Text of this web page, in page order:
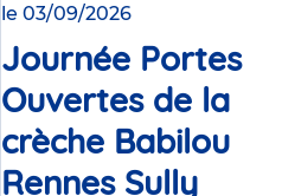
le 03/09/2026
Journée Portes
Ouvertes de la
crèche Babilou
Rennes Sully